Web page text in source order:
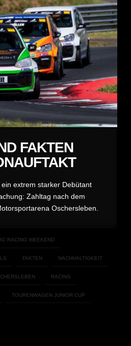
FAKTEN
extrem starker Debütant
Zahltag nach dem
Oschersleben.
RACING WEEKEND
FAKTEN NACHHALTIGKEIT
RACING
TOURENWAGEN JUNIOR CUP